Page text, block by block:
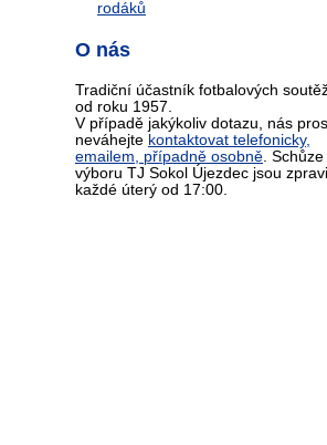
O nás
Tradiční účastník fotbalových
od roku 1957.
V případě jakýkoliv dotazu, nás
neváhejte kontaktovat telefonicky,
emailem, případně osobně. Schůze
výboru TJ Sokol Újezdec jsou
každé úterý od 17:00.